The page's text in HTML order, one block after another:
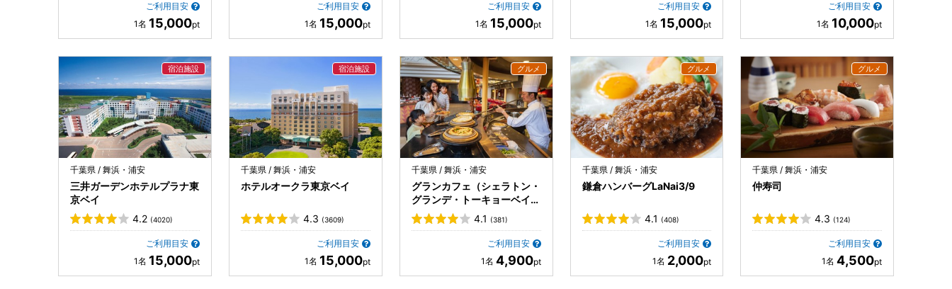
ご利用目安
15,000
ご利用目安
15,000
ご利用目安
15,000
ご利用目安
15,000
ご利用目安
10,000
千葉県 / 舞浜・浦安
三井ガーデンホテルプラナ東
京ベイ
4.2 (4020)
ご利用目安
15,000
千葉県 / 舞浜・浦安
ホテルオークラ東京ベイ
4.3 (3609)
ご利用目安
15,000
千葉県 / 舞浜・浦安
グランカフェ（シェラトン・
グランデ・トーキョーベイ・
ホテル内）
4.1 (381)
ご利用目安
4,900
千葉県 / 舞浜・浦安
鎌倉ハンバーグLaNai3/9
4.1 (408)
ご利用目安
2,000
千葉県 / 舞浜・浦安
仲寿司
4.3 (124)
ご利用目安
4,500